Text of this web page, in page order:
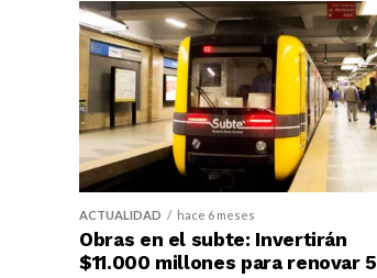
ACTUALIDAD hace 6 meses
Obras en el subte: Invertirán
$11.000 millones para renovar 5